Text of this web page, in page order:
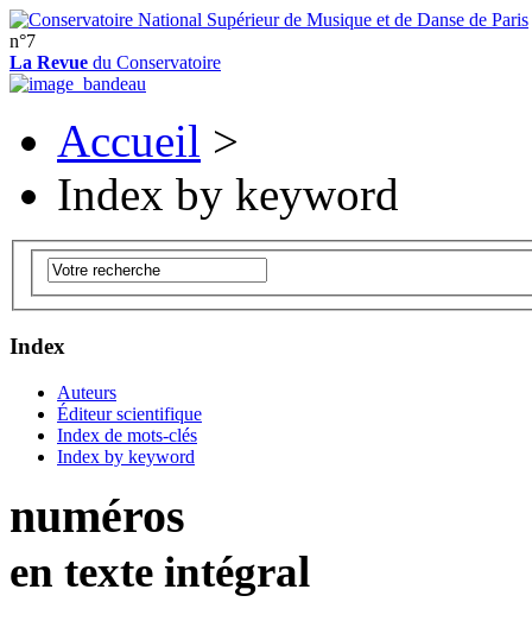
n°7
La Revue du Conservatoire
Accueil >
Index by keyword
Index
Auteurs
Éditeur scientifique
Index de mots-clés
Index by keyword
numéros
en texte intégral